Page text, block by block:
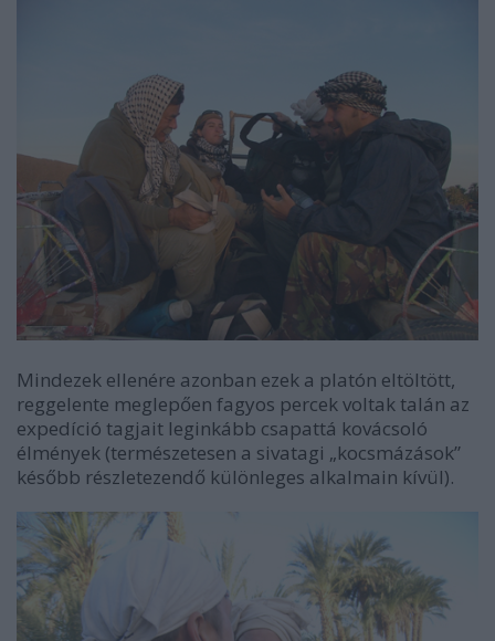
Mindezek ellenére azonban ezek a platón eltöltött,
reggelente meglepően fagyos percek voltak talán az
expedíció tagjait leginkább csapattá kovácsoló
élmények (természetesen a sivatagi „kocsmázások”
később részletezendő különleges alkalmain kívül).